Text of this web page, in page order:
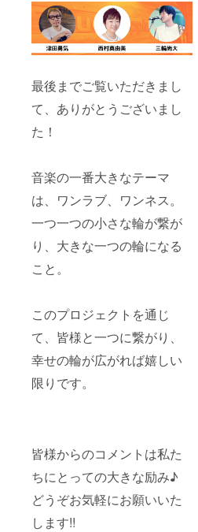
最後までご覧いただきまし
て、ありがとうございまし
た！
音楽の一番大きなテーマ
は、ワンラブ、ワンネス。
一つ一つの小さな輪が繋が
り、大きな一つの輪になる
こと。
このプロジェクトを通じ
て、皆様と一つに繋がり、
幸せの輪が広がれば嬉しい
限りです。
皆様からのコメントは私た
ちにとっての大きな励み♪
どうぞお気軽にお願いいた
します!!